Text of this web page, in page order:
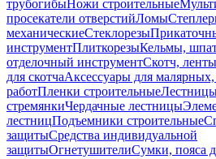
трубогибыНожи строительные
просекатели отверстийЛомы
механическиеСтеклорезы
инструментПлиткорезыКельмы,
отделочный инструментСкотч,
для скотчаАксессуары для
работПленки строительные
стремянкиЧердачные лестницы
лестницПодъемники строительные
защитыСредства индивидуальной
защитыОгнетушителиСумки, пояса